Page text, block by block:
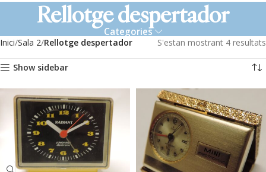
Rellotge despertador
Categories
Inici Sala 2 Rellotge despertador S'estan mostrant 4 resultats
Show sidebar